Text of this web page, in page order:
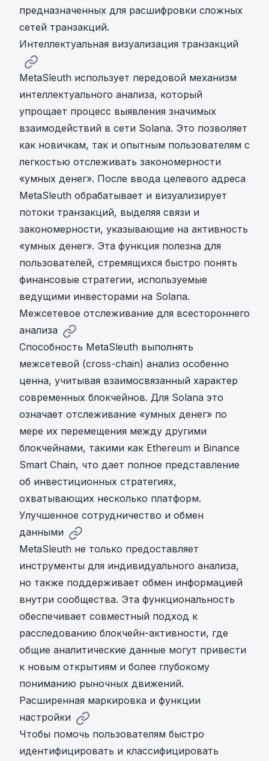
предназначенных для расшифровки сложных
сетей транзакций.
Интеллектуальная визуализация транзакций
MetaSleuth использует передовой механизм
интеллектуального анализа, который
упрощает процесс выявления значимых
взаимодействий в сети Solana. Это позволяет
как новичкам, так и опытным пользователям с
легкостью отслеживать закономерности
«умных денег». После ввода целевого адреса
MetaSleuth обрабатывает и визуализирует
потоки транзакций, выделяя связи и
закономерности, указывающие на активность
«умных денег». Эта функция полезна для
пользователей, стремящихся быстро понять
финансовые стратегии, используемые
ведущими инвесторами на Solana.
Межсетевое отслеживание для всестороннего
анализа
Способность MetaSleuth выполнять
межсетевой (cross-chain) анализ особенно
ценна, учитывая взаимосвязанный характер
современных блокчейнов. Для Solana это
означает отслеживание «умных денег» по
мере их перемещения между другими
блокчейнами, такими как Ethereum и Binance
Smart Chain, что дает полное представление
об инвестиционных стратегиях,
охватывающих несколько платформ.
Улучшенное сотрудничество и обмен
данными
MetaSleuth не только предоставляет
инструменты для индивидуального анализа,
но также поддерживает обмен информацией
внутри сообщества. Эта функциональность
обеспечивает совместный подход к
расследованию блокчейн-активности, где
общие аналитические данные могут привести
к новым открытиям и более глубокому
пониманию рыночных движений.
Расширенная маркировка и функции
настройки
Чтобы помочь пользователям быстро
идентифицировать и классифицировать